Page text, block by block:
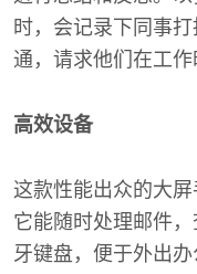
时，会记录下同事
通，请求他们在工作
高效设备
这款性能出众的大屏
它能随时处理邮件
牙键盘，便于外出